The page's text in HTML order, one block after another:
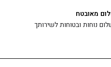
מאובטח
נוחות ובטוחות לשירותך